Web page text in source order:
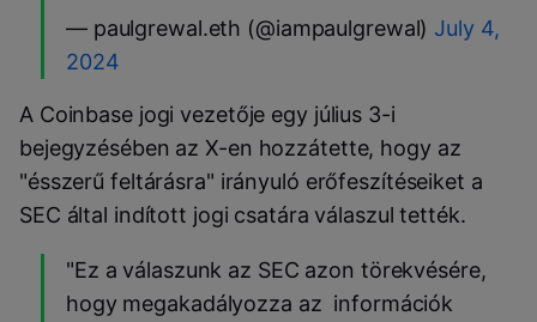
— paulgrewal.eth (@iampaulgrewal) July 4,
2024
A Coinbase jogi vezetője egy július 3-i
bejegyzésében az X-en hozzátette, hogy az
"ésszerű feltárásra" irányuló erőfeszítéseiket a
SEC által indított jogi csatára válaszul tették.
"Ez a válaszunk az SEC azon törekvésére,
hogy megakadályozza az információk